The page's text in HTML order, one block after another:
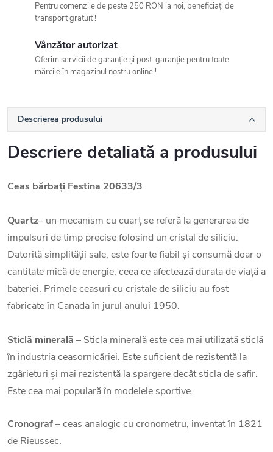
Pentru comenzile de peste 250 RON la noi, beneficiați de
transport gratuit !
Vânzător autorizat
Oferim servicii de garanție și post-garanție pentru toate
mărcile în magazinul nostru online !
Descrierea produsului
Descriere detaliată a produsului
Ceas bărbați Festina 20633/3
Quartz– un mecanism cu cuarț se referă la generarea de
impulsuri de timp precise folosind un cristal de siliciu.
Datorită simplității sale, este foarte fiabil și consumă doar o
cantitate mică de energie, ceea ce afectează durata de viață a
bateriei. Primele ceasuri cu cristale de siliciu au fost
fabricate în Canada în jurul anului 1950.
Sticlă minerală – Sticla minerală este cea mai utilizată sticlă
în industria ceasornicăriei. Este suficient de rezistentă la
zgârieturi și mai rezistentă la spargere decât sticla de safir.
Este cea mai populară în modelele sportive.
Cronograf– ceas analogic cu cronometru, inventat în 1821
de Rieussec.